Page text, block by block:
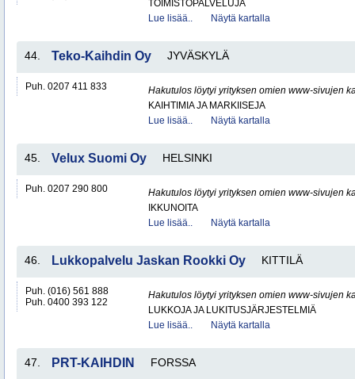
TOIMISTOPALVELUJA
Lue lisää..
Näytä kartalla
44. Teko-Kaihdin Oy JYVÄSKYLÄ
Puh. 0207 411 833
Hakutulos löytyi yrityksen omien www-sivujen
KAIHTIMIA JA MARKIISEJA
Lue lisää..
Näytä kartalla
45. Velux Suomi Oy HELSINKI
Puh. 0207 290 800
Hakutulos löytyi yrityksen omien www-sivujen
IKKUNOITA
Lue lisää..
Näytä kartalla
46. Lukkopalvelu Jaskan Rookki Oy KITTILÄ
Puh. (016) 561 888
Puh. 0400 393 122
Hakutulos löytyi yrityksen omien www-sivujen
LUKKOJA JA LUKITUSJÄRJESTELMIÄ
Lue lisää..
Näytä kartalla
47. PRT-KAIHDIN FORSSA